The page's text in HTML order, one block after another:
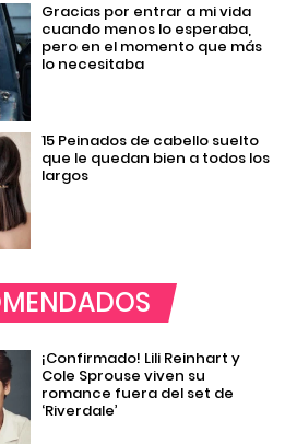
Gracias por entrar a mi vida
cuando menos lo esperaba,
pero en el momento que más
lo necesitaba
15 Peinados de cabello suelto
que le quedan bien a todos los
largos
¡Confirmado! Lili Reinhart y
Cole Sprouse viven su
romance fuera del set de
‘Riverdale’